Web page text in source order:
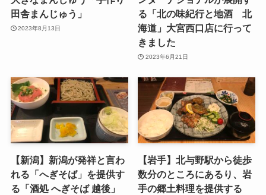
田舎まんじゅう」
2023年8月13日
る「北の味紀行と地酒 北
海道」大宮西口店に行って
きました
2023年6月21日
【新潟】新潟が発祥と言わ
れる「へぎそば」を提供す
る「酒処 へぎそば 越後」
【岩手】北与野駅から徒歩
数分のところにあるり、岩
手の郷土料理を提供する